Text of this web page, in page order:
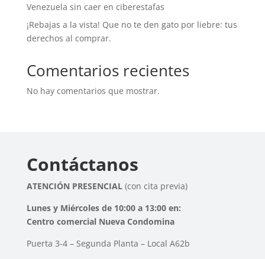
Venezuela sin caer en ciberestafas
¡Rebajas a la vista! Que no te den gato por liebre: tus
derechos al comprar.
Comentarios recientes
No hay comentarios que mostrar.
Contáctanos
ATENCIÓN PRESENCIAL (con cita previa)
Lunes y Miércoles de 10:00 a 13:00 en:
Centro comercial Nueva Condomina
Puerta 3-4 – Segunda Planta – Local A62b